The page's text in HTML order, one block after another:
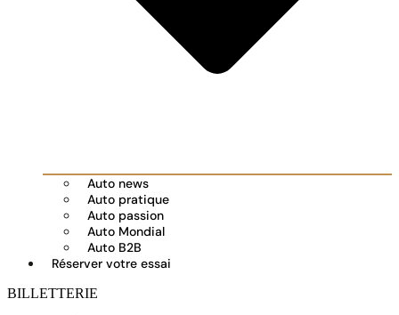
Auto news
Auto pratique
Auto passion
Auto Mondial
Auto B2B
Réserver votre essai
BILLETTERIE